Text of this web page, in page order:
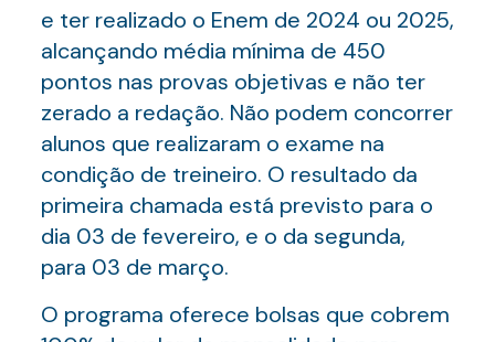
e ter realizado o Enem de 2024 ou 2025,
alcançando média mínima de 450
pontos nas provas objetivas e não ter
zerado a redação. Não podem concorrer
alunos que realizaram o exame na
condição de treineiro. O resultado da
primeira chamada está previsto para o
dia 03 de fevereiro, e o da segunda,
para 03 de março.
O programa oferece bolsas que cobrem